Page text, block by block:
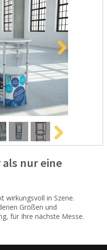
nur eine
wirkungsvoll in Szene.
Größen und
für Ihre nächste Messe.